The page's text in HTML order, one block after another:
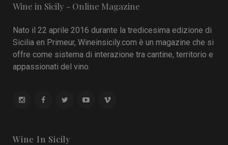
Wine in Sicily - Online Magazine
Nato il 22 aprile 2016 durante la tredicesima edizione di
Sicilia en Primeur, Wineinsicily.com è un magazine che si
offre come sistema di interazione tra cantine, territorio e
appassionati del vino.
Wine In Sicily